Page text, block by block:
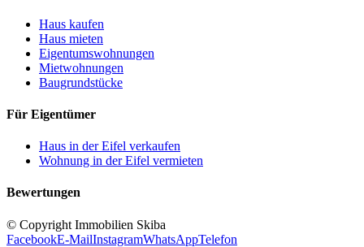
Haus kaufen
Haus mieten
Eigentumswohnungen
Mietwohnungen
Baugrundstücke
Für Eigentümer
Haus in der Eifel verkaufen
Wohnung in der Eifel vermieten
Bewertungen
© Copyright Immobilien Skiba
FacebookE-MailInstagramWhatsAppTelefon